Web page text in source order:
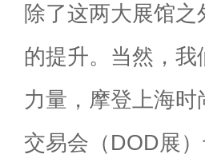
除了这两大展馆
的提升。当然，
力量，摩登上海
交易会（DOD展